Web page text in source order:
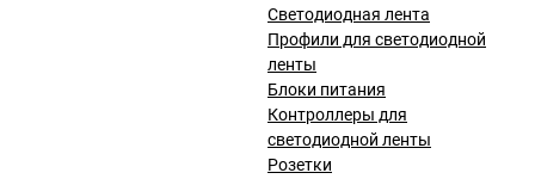
Светодиодная лента
Профили для светодиодной
ленты
Блоки питания
Контроллеры для
светодиодной ленты
Розетки